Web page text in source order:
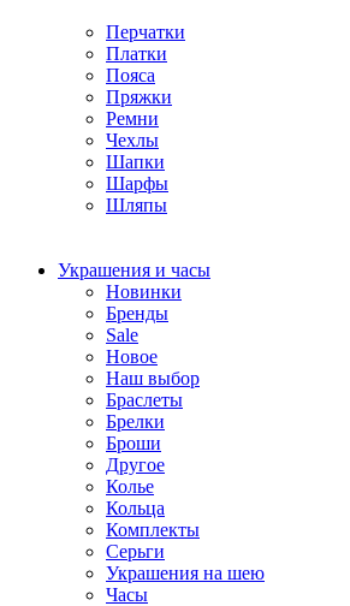
Перчатки
Платки
Пояса
Пряжки
Ремни
Чехлы
Шапки
Шарфы
Шляпы
Украшения и часы
Новинки
Бренды
Sale
Новое
Наш выбор
Браслеты
Брелки
Броши
Другое
Колье
Кольца
Комплекты
Серьги
Украшения на шею
Часы